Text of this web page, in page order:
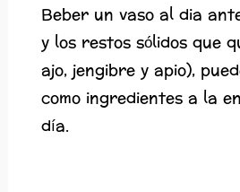
Beber un vaso al dia
y los restos sólidos que
ajo, jengibre y apio),
como ingredientes a la
día.